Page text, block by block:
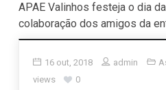
APAE Valinhos festeja o dia
colaboração dos amigos da
16 out, 2018 admin
views
0